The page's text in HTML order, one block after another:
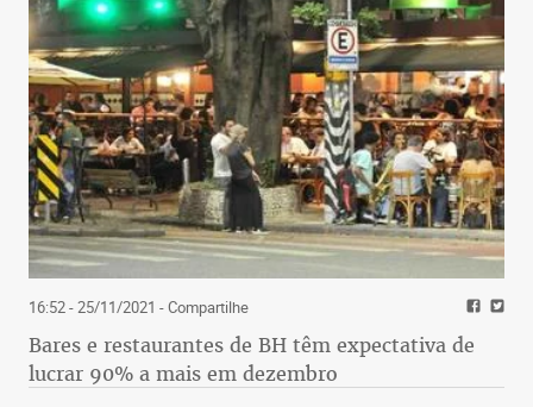
16:52 - 25/11/2021 - Compartilhe
Bares e restaurantes de BH têm expectativa de
lucrar 90% a mais em dezembro